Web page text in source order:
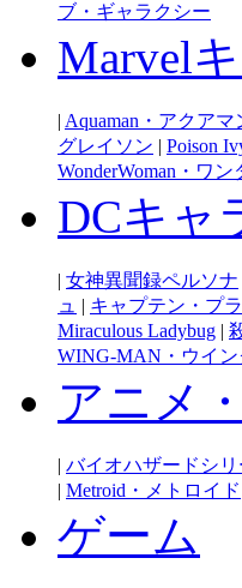
ブ・ギャラクシー
Marvel
| Aquaman・アクアマ
グレイソン | Poison
WonderWoman・ワ
DCキャ
| 女神異聞録ペルソナ
ュ | キャプテン・プ
Miraculous Ladybug |
WING-MAN・ウイン
アニメ
| バイオハザードシ
| Metroid・メトロイド
ゲーム